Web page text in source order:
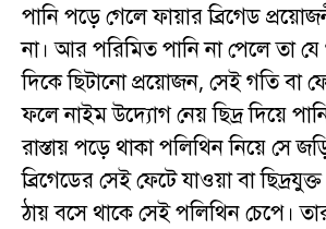
পানি পড়ে গেলে ফায়ার ব্রিগেড
না। আর পরিমিত পানি না পেলে তা
দিকে ছিটানো প্রয়োজন, সেই গতি বা
ফলে নাইম উদ্যোগ নেয় ছিদ্র দিয়ে
রাস্তায় পড়ে থাকা পলিথিন নিয়ে সে
ব্রিগেডের সেই ফেটে যাওয়া বা
ঠায় বসে থাকে সেই পলিথিন চেপে। তার